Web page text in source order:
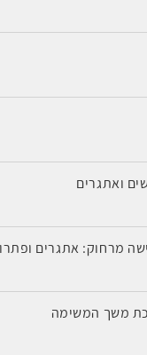
ואתגרים
מרחוק: אתגרים
משך המשימה